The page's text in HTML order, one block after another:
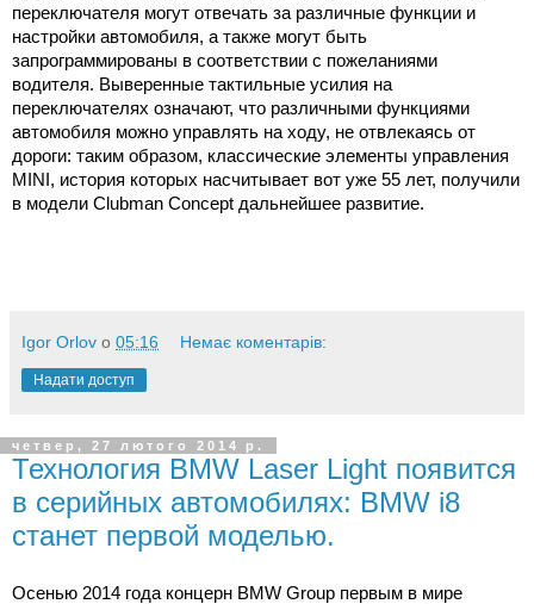
переключателя могут отвечать за различные функции и
настройки автомобиля, а также могут быть
запрограммированы в соответствии с пожеланиями
водителя. Выверенные тактильные усилия на
переключателях означают, что различными функциями
автомобиля можно управлять на ходу, не отвлекаясь от
дороги: таким образом, классические элементы управления
MINI, история которых насчитывает вот уже 55 лет, получили
в модели Clubman Concept дальнейшее развитие.
Igor Orlov о 05:16 Немає коментарів:
Надати доступ
четвер, 27 лютого 2014 р.
Технология BMW Laser Light появится
в серийных автомобилях: BMW i8
станет первой моделью.
Осенью 2014 года концерн BMW Group первым в мире